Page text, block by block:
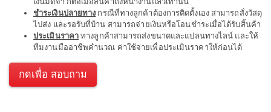
ชำระเงินปลายทาง กรณีที่ทางลูกค้าต้องการติดตั้งเอง สามารถสั่งวัสดุ
ไปส่ง และรอรับที่บ้าน สามารถจ่ายเงินหรือโอนชำระเมื่อได้รับสิ้นค้า
ประเมินราคา ทางลูกค้าสามารถส่งขนาดและแปลนทางไลน์ และให้
ทีมงานมืออาชีพคำนวณ ค่าใช้จ่ายเพื่อประเมินราคาให้ก่อนได้
กดเพื่อ สอบถาม